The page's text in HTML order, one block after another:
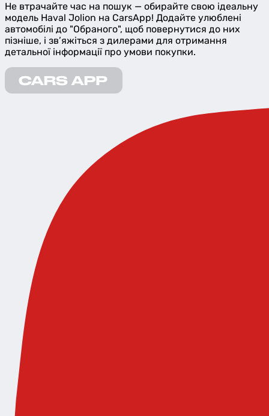
Не втрачайте час на пошук — обирайте свою ідеальну
модель Haval Jolion на CarsApp! Додайте улюблені
автомобілі до "Обраного", щоб повернутися до них
пізніше, і зв’яжіться з дилерами для отримання
детальної інформації про умови покупки.